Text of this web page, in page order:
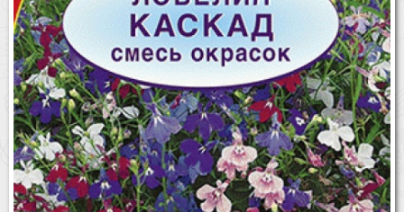
Доставка
Оптовикам